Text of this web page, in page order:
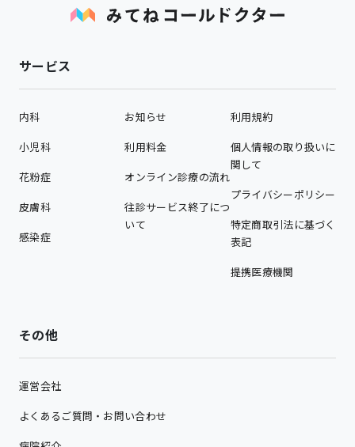
サービス
内科
小児科
花粉症
皮膚科
感染症
お知らせ
利用料金
オンライン診療の流れ
往診サービス終了につ
いて
利用規約
個人情報の取り扱いに
関して
プライバシーポリシー
特定商取引法に基づく
表記
提携医療機関
その他
運営会社
よくあるご質問・お問い合わせ